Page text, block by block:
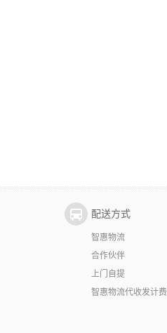
配送方式
智惠物流
合作伙伴
上门自提
智惠物流代收发计